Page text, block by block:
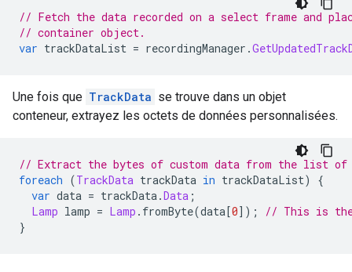
// Fetch the data recorded on a select frame and
// container object.
var trackDataList = recordingManager .
Une fois que TrackData se trouve dans un objet
conteneur, extrayez les octets de données personnalisées.
// Extract the bytes of custom data from the list
foreach (TrackData trackData in trackDataList)
{
var data = trackData.Data ;
Lamp lamp = Lamp . fromByte(data[0]);
// This is
}